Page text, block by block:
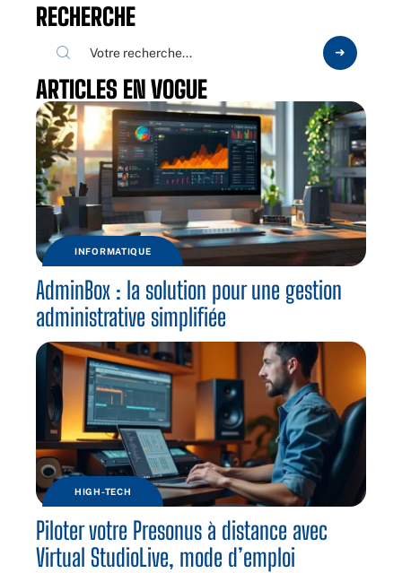
RECHERCHE
ARTICLES EN VOGUE
INFORMATIQUE
AdminBox : la solution pour une gestion
administrative simplifiée
HIGH-TECH
Piloter votre Presonus à distance avec
Virtual StudioLive, mode d’emploi